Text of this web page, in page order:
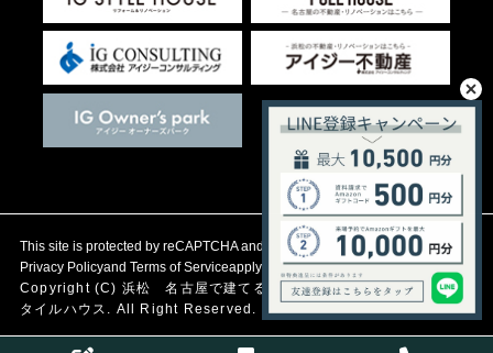
This site is protected by reCAPTCHA and the Google
Privacy Policyand Terms of Serviceapply.
Copyright (C) 浜松 名古屋で建てる自然素材の注文住宅アイジース
タイルハウス. All Right Reserved.